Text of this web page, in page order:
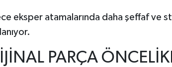
eksper atamalarında daha şeffaf ve
PARÇA